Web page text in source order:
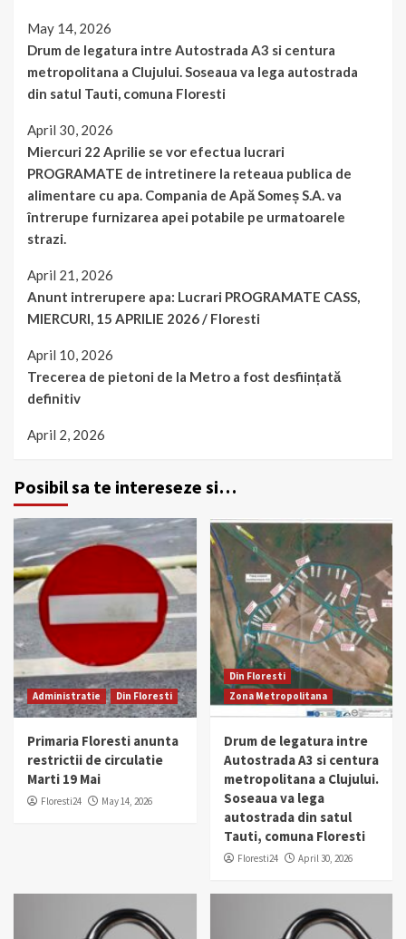
May 14, 2026
Drum de legatura intre Autostrada A3 si centura
metropolitana a Clujului. Soseaua va lega autostrada
din satul Tauti, comuna Floresti
April 30, 2026
Miercuri 22 Aprilie se vor efectua lucrari
PROGRAMATE de intretinere la reteaua publica de
alimentare cu apa. Compania de Apă Someș S.A. va
întrerupe furnizarea apei potabile pe urmatoarele
strazi.
April 21, 2026
Anunt intrerupere apa: Lucrari PROGRAMATE CASS,
MIERCURI, 15 APRILIE 2026 / Floresti
April 10, 2026
Trecerea de pietoni de la Metro a fost desființată
definitiv
April 2, 2026
Posibil sa te intereseze si…
Administratie Din Floresti
Primaria Floresti anunta
restrictii de circulatie
Marti 19 Mai
Floresti24 May 14, 2026
Din Floresti
Zona Metropolitana
Drum de legatura intre
Autostrada A3 si centura
metropolitana a Clujului.
Soseaua va lega
autostrada din satul
Tauti, comuna Floresti
Floresti24 April 30, 2026